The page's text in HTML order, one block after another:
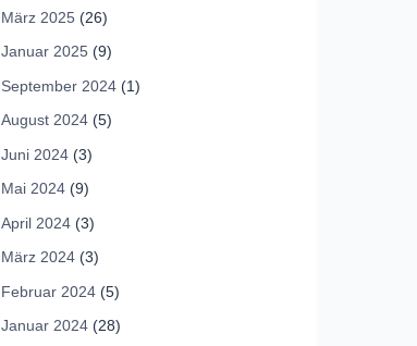
März 2025 (26)
Januar 2025 (9)
September 2024 (1)
August 2024 (5)
Juni 2024 (3)
Mai 2024 (9)
April 2024 (3)
März 2024 (3)
Februar 2024 (5)
Januar 2024 (28)